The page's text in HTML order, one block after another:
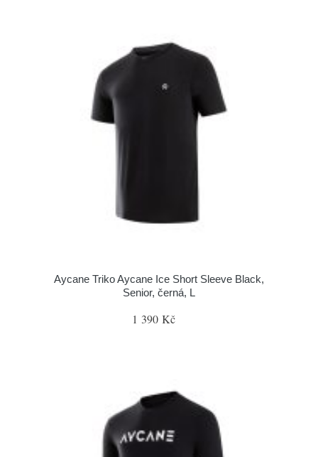
Aycane Triko Aycane Ice Short Sleeve Black,
Senior, černá, L
1 390 Kč